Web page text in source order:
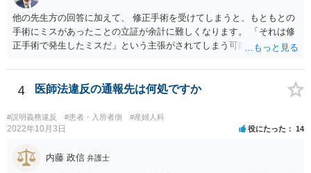
他の先生方の回答に加えて、 修正手術を受けてしまうと、もともとの
手術にミスがあったことの立証が余計に難しくなります。 「それは修
正手術で発生したミスだ」という主張がされてしまう可能性があるか
検討なさっているのであれば、修正手術を受けるまえに弁護士に相談
して対応を決めることを強くお勧めいたします。
4 医師法違反の通報先は何処ですか
#説明義務違反 #患者・入所者側 #産婦人科
2022年10月3日 役にたった 14
内藤 政信 弁護士